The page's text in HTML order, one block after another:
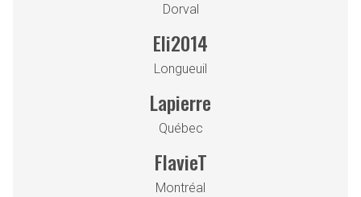
Dorval
Eli2014
Longueuil
Lapierre
Québec
FlavieT
Montréal